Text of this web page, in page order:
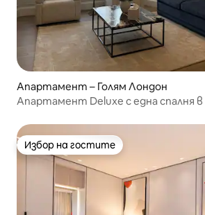
Апартамент – Голям Лондон
Апартамент Deluxe с една спалня
Избор на гостите
Избор на гостите